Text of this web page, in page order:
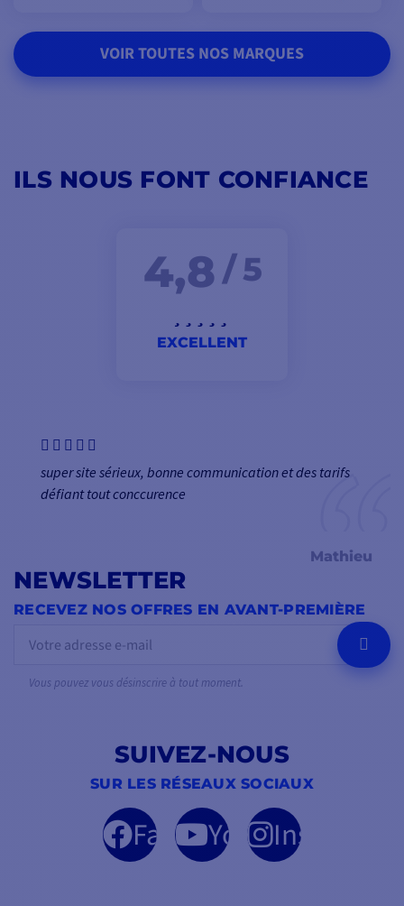
VOIR TOUTES NOS MARQUES
ILS NOUS FONT CONFIANCE
4,8 / 5
EXCELLENT
super site sérieux, bonne communication et des tarifs
défiant tout conccurence
Mathieu
NEWSLETTER
RECEVEZ NOS OFFRES EN AVANT-PREMIÈRE
OK
Vous pouvez vous désinscrire à tout moment.
SUIVEZ-NOUS
SUR LES RÉSEAUX SOCIAUX
FacebookYouTubeInstagram